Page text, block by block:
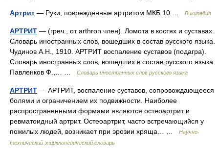
Артрит — Руки, поврежденные артритом МКБ 10 … Википедия
АРТРИТ — (греч., от arthron член). Ломота в костях и суставах.
Словарь иностранных слов, вошедших в состав русского языка.
Чудинов А.Н., 1910. АРТРИТ воспаление суставов (подагра).
Словарь иностранных слов, вошедших в состав русского языка.
Павленков Ф.,… …
Словарь иностранных слов русского языка
АРТРИТ — АРТРИТ, воспаление суставов, сопровождающееся
болями и ограничением их подвижности. Наиболее
распространенными формами являются остеоартрит и
ревматоидный артрит. Остеоартрит, часто встречающийся у
пожилых людей, возникает при эрозии хряща… …
Научно-
технический энциклопедический словарь